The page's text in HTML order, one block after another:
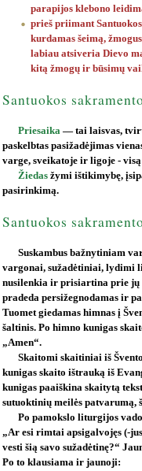
parapijos klebono
prieš priimant
kurdamas šeimą,
labiau atsiveria Dievo
kitą žmogų ir būsimų
Santuokos
Priesaika — tai laisvas,
paskelbtas pasižadėjimas
varge, sveikatoje ir ligoje -
Žiedas žymi ištikimybę,
pasirinkimą.
Santuokos
Suskambus bažnytiniam
vargonai, sužadėtiniai, lydimi
nusilenkia ir prisiartina prie jų
pradeda persižegnodamas ir
Tuomet giedamas himnas į
šaltinis. Po himno kunigas
„Amen“.
Skaitomi skaitiniai iš
kunigas skaito ištrauką iš
kunigas paaiškina skaitytą
sutuoktinių meilės patvarumą,
Po pamokslo liturgijos
„Ar esi rimtai apsigalvojęs (-
vesti šią savo sužadėtinę?“
Po to klausiama ir jaunoji: